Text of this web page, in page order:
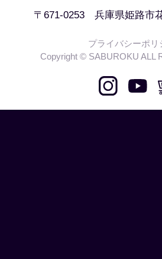
〒671-0253 兵庫県姫路市
プライバシーポリ
Copyright © SABUROKU ALL